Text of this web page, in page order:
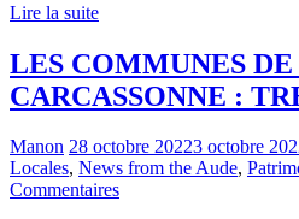
Lire la suite
LES COMMUNES
CARCASSONNE :
Manon 28 octobre 20223 octobre
Locales, News from the Aude,
Commentaires